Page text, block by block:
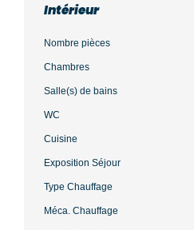
Intérieur
Nombre pièces
Chambres
Salle(s) de bains
WC
Cuisine
Exposition Séjour
Type Chauffage
Méca. Chauffage